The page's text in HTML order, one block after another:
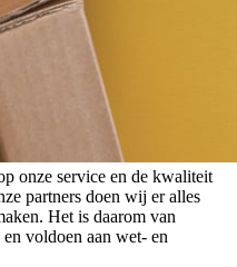
onze service en de kwaliteit
partners doen wij er alles
Het is daarom van
voldoen aan wet- en